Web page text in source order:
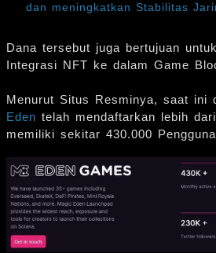
dan meningkatkan Stabilitas
Dana tersebut juga bertujuan
Integrasi NFT ke dalam Game
Menurut Situs Resminya, saat ini
Eden telah mendaftarkan lebih
memiliki sekitar 430.000